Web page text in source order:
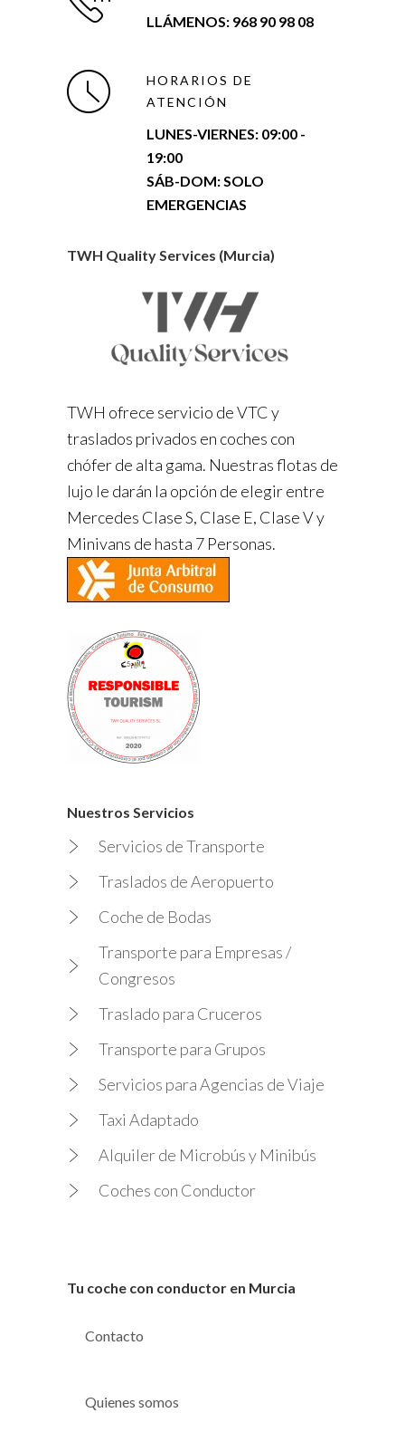
LLÁMENOS: 968 90 98 08
HORARIOS DE
ATENCIÓN
LUNES-VIERNES: 09:00 -
19:00
SÁB-DOM: SOLO
EMERGENCIAS
TWH Quality Services (Murcia)
TWH ofrece servicio de VTC y
traslados privados en coches con
chófer de alta gama. Nuestras flotas de
lujo le darán la opción de elegir entre
Mercedes Clase S, Clase E, Clase V y
Minivans de hasta 7 Personas.
Nuestros Servicios
Servicios de Transporte
Traslados de Aeropuerto
Coche de Bodas
Transporte para Empresas /
Congresos
Traslado para Cruceros
Transporte para Grupos
Servicios para Agencias de Viaje
Taxi Adaptado
Alquiler de Microbús y Minibús
Coches con Conductor
Tu coche con conductor en Murcia
Contacto
Quienes somos